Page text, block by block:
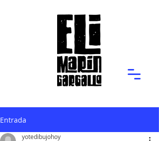
Entrada
yotedibujohoy